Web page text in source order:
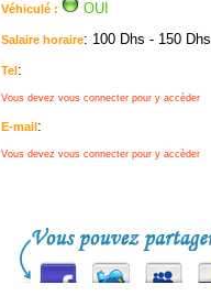
Véhiculé : OUI
Salaire horaire: 100 Dhs - 150 Dhs
Tel:
Vous devez vous connecter pour y accèder
E-mail:
Vous devez vous connecter pour y accèder